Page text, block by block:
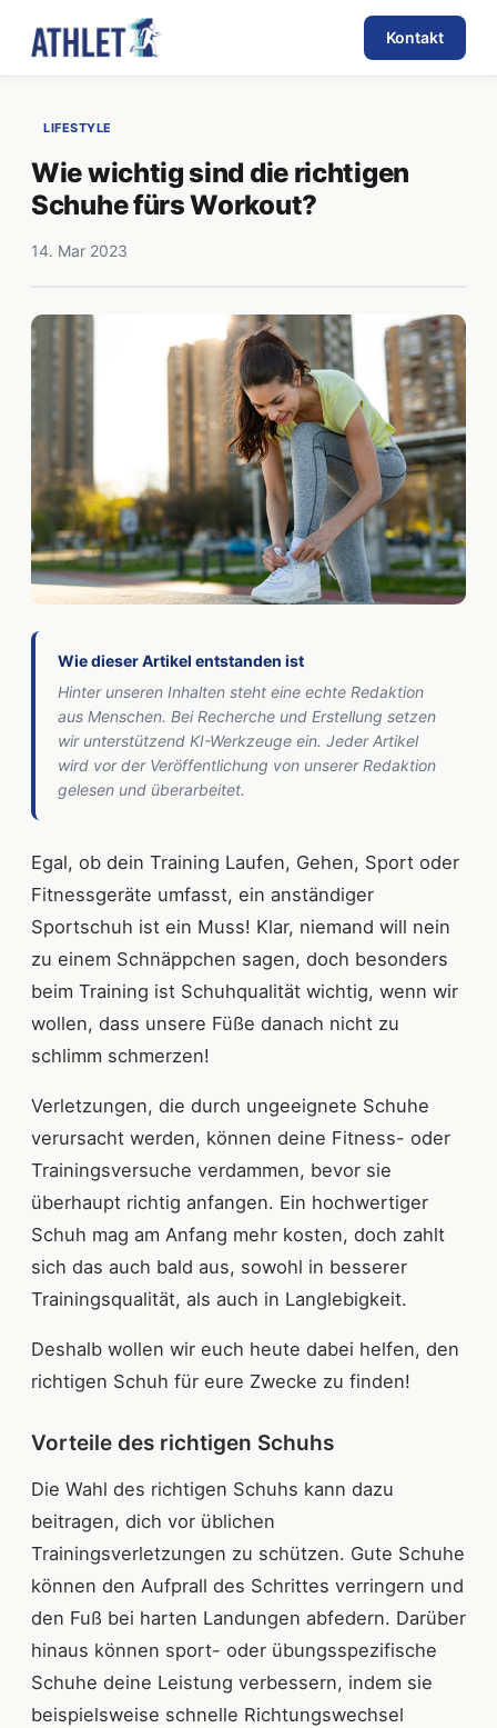
Kontakt
LIFESTYLE
Wie wichtig sind die richtigen
Schuhe fürs Workout?
14. Mar 2023
Wie dieser Artikel entstanden ist
Hinter unseren Inhalten steht eine echte Redaktion
aus Menschen. Bei Recherche und Erstellung setzen
wir unterstützend KI-Werkzeuge ein. Jeder Artikel
wird vor der Veröffentlichung von unserer Redaktion
gelesen und überarbeitet.
Egal, ob dein Training Laufen, Gehen, Sport oder
Fitnessgeräte umfasst, ein anständiger
Sportschuh ist ein Muss! Klar, niemand will nein
zu einem Schnäppchen sagen, doch besonders
beim Training ist Schuhqualität wichtig, wenn wir
wollen, dass unsere Füße danach nicht zu
schlimm schmerzen!
Verletzungen, die durch ungeeignete Schuhe
verursacht werden, können deine Fitness- oder
Trainingsversuche verdammen, bevor sie
überhaupt richtig anfangen. Ein hochwertiger
Schuh mag am Anfang mehr kosten, doch zahlt
sich das auch bald aus, sowohl in besserer
Trainingsqualität, als auch in Langlebigkeit.
Deshalb wollen wir euch heute dabei helfen, den
richtigen Schuh für eure Zwecke zu finden!
Vorteile des richtigen Schuhs
Die Wahl des richtigen Schuhs kann dazu
beitragen, dich vor üblichen
Trainingsverletzungen zu schützen. Gute Schuhe
können den Aufprall des Schrittes verringern und
den Fuß bei harten Landungen abfedern. Darüber
hinaus können sport- oder übungsspezifische
Schuhe deine Leistung verbessern, indem sie
beispielsweise schnelle Richtungswechsel